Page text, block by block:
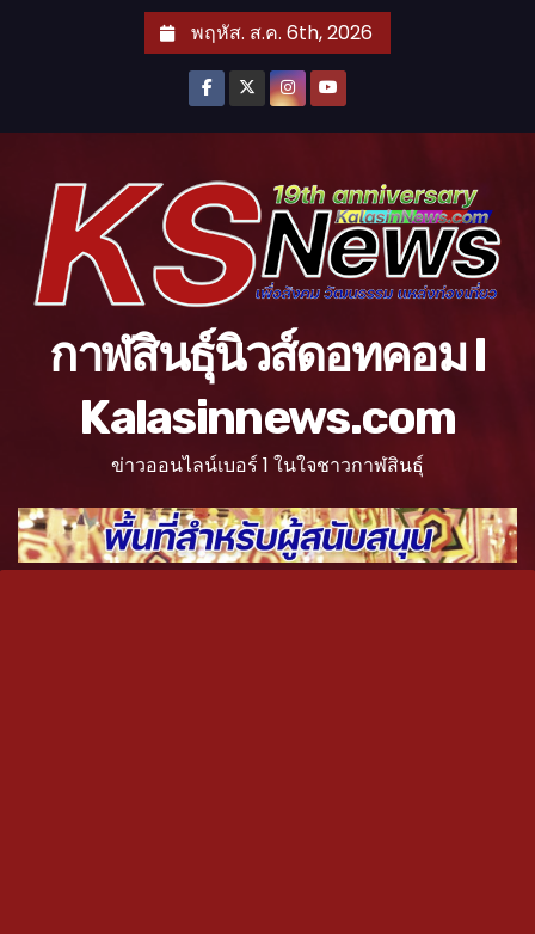
พฤหัส. ส.ค. 6th, 2026
กาฬสินธุ์นิวส์ดอทคอม l
Kalasinnews.com
ข่าวออนไลน์เบอร์ 1 ในใจชาวกาฬสินธุ์